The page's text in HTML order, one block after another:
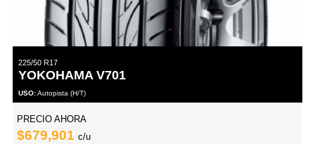
225/50 R17
YOKOHAMA V701
USO:Autopista (H/T)
PRECIO AHORA
$679,901 c/u